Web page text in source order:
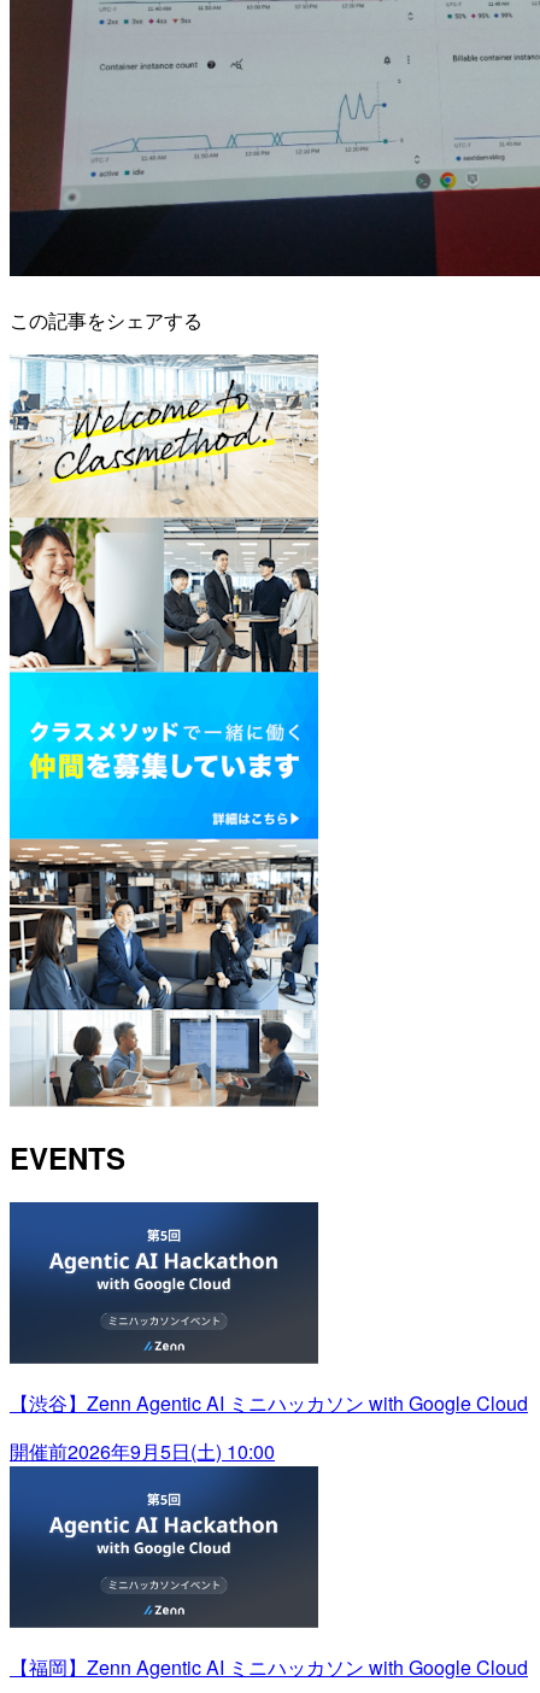
この記事をシェアする
EVENTS
【渋谷】Zenn Agentic AI ミニハッカソン with Google Cloud
開催前2026年9月5日(土) 10:00
【福岡】Zenn Agentic AI ミニハッカソン with Google Cloud